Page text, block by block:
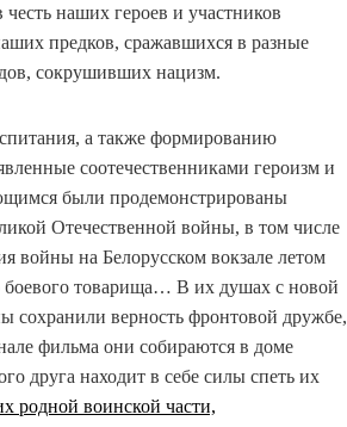
наших героев и участников
предков, сражавшихся в разные
сокрушивших нацизм.
а также формированию
соотечественниками героизм и
были продемонстрированы
Отечественной войны, в том числе
войны на Белорусском вокзале летом
боевого товарища… В их душах с новой
сохранили верность фронтовой дружбе,
фильма они собираются в доме
друга находит в себе силы спеть их
родной воинской части,